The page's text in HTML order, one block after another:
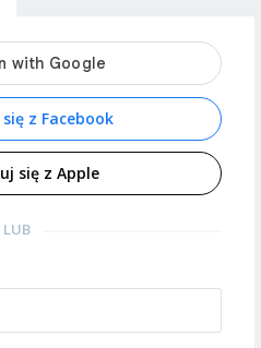
z Facebook
się z Apple
LUB